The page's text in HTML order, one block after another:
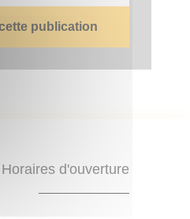
publication
Horaires d'ouverture